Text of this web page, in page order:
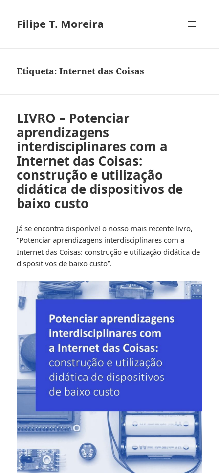
Filipe T. Moreira
Etiqueta:Internet das Coisas
LIVRO – Potenciar
aprendizagens
interdisciplinares com a
Internet das Coisas:
construção e utilização
didática de dispositivos de
baixo custo
Já se encontra disponível o nosso mais recente livro,
“Potenciar aprendizagens interdisciplinares com a
Internet das Coisas: construção e utilização didática de
dispositivos de baixo custo”.